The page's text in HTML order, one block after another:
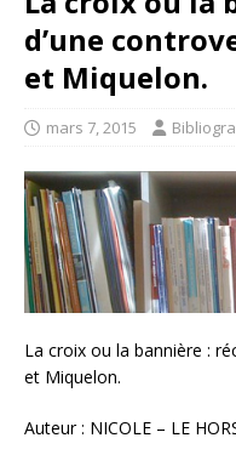
d’une
et Miquelon.
mars 7, 2015
La croix ou la bannière :
et Miquelon.
Auteur : NICOLE – LE